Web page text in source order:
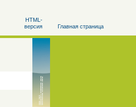
HTML-
версия
Главная страница